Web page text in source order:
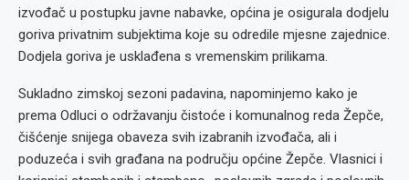
izvođač u postupku javne nabavke, općina je osigurala dodjelu
goriva privatnim subjektima koje su odredile mjesne zajednice.
Dodjela goriva je usklađena s vremenskim prilikama.
Sukladno zimskoj sezoni padavina, napominjemo kako je
prema Odluci o održavanju čistoće i komunalnog reda Žepče,
čišćenje snijega obaveza svih izabranih izvođača, ali i
poduzeća i svih građana na području općine Žepče. Vlasnici i